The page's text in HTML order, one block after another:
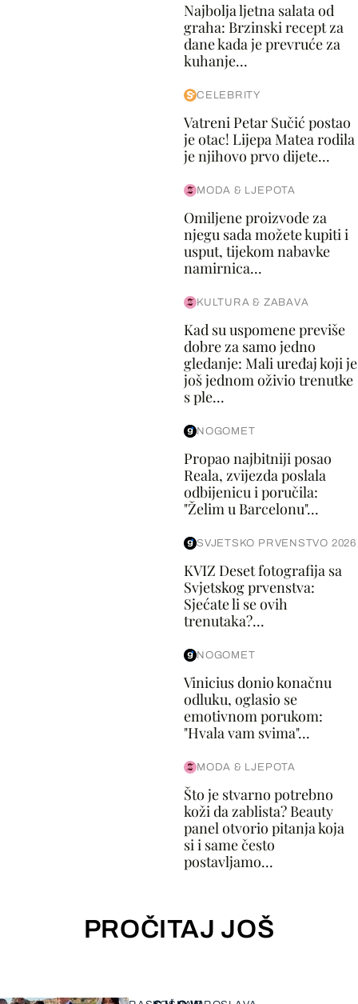
Najbolja ljetna salata od
graha: Brzinski recept za
dane kada je prevruće za
kuhanje...
CELEBRITY
Vatreni Petar Sučić postao
je otac! Lijepa Matea rodila
je njihovo prvo dijete...
MODA & LJEPOTA
Omiljene proizvode za
njegu sada možete kupiti i
usput, tijekom nabavke
namirnica...
KULTURA & ZABAVA
Kad su uspomene previše
dobre za samo jedno
gledanje: Mali uređaj koji je
još jednom oživio trenutke
s ple...
NOGOMET
Propao najbitniji posao
Reala, zvijezda poslala
odbijenicu i poručila:
"Želim u Barcelonu"...
SVJETSKO PRVENSTVO 2026
KVIZ Deset fotografija sa
Svjetskog prvenstva:
Sjećate li se ovih
trenutaka?...
NOGOMET
Vinicius donio konačnu
odluku, oglasio se
emotivnom porukom:
"Hvala vam svima"...
MODA & LJEPOTA
Što je stvarno potrebno
koži da zablista? Beauty
panel otvorio pitanja koja
si i same često
postavljamo...
PROČITAJ JOŠ